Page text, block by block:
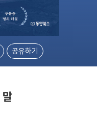
공유하기
말